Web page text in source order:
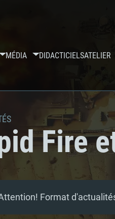
MÉDIA DIDACTICIELSATELIER
Fire
Format